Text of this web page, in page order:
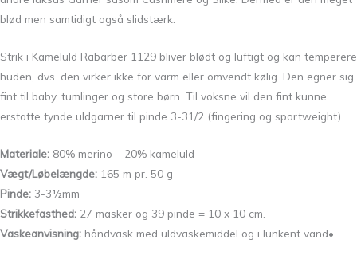
blød men samtidigt også slidstærk.
Strik i Kameluld Rabarber 1129 bliver blødt og luftigt og kan temperere
huden, dvs. den virker ikke for varm eller omvendt kølig. Den egner sig
fint til baby, tumlinger og store børn. Til voksne vil den fint kunne
erstatte tynde uldgarner til pinde 3-31/2 (fingering og sportweight)
Materiale: 80% merino – 20% kameluld
Vægt/Løbelængde: 165 m pr. 50 g
Pinde: 3-3½mm
Strikkefasthed: 27 masker og 39 pinde = 10 x 10 cm.
Vaskeanvisning: håndvask med uldvaskemiddel og i lunkent vand•